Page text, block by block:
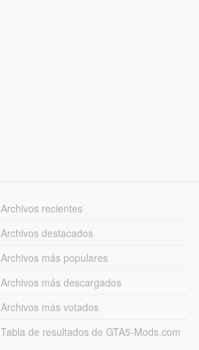
Archivos recientes
Archivos destacados
Archivos más populares
Archivos más descargados
Archivos más votados
Tabla de resultados de GTA5-Mods.com